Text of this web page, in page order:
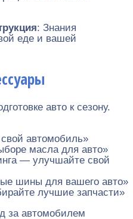
: Знания
еде и вашей
авто к сезону.
автомобиль»
масла для авто»
— улучшайте свой
шины для вашего авто»
лучшие запчасти»
за автомобилем